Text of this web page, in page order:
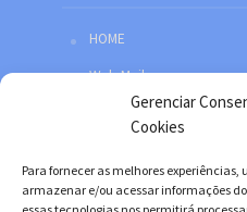
Gerenciar
Cookies
Para fornecer as melhores
armazenar e/ou acessar informações
HOME
Web Mail
Política de privacidade
Facebook